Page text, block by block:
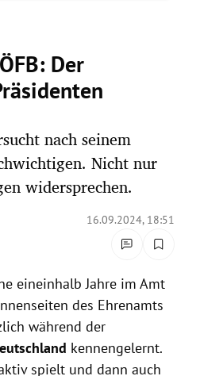
Der
nach seinem
Nicht nur
widersprechen.
16.09.2024, 18:51
eineinhalb Jahre im Amt
des Ehrenamts
während der
kennengelernt.
spielt und dann auch